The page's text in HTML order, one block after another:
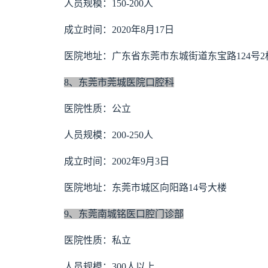
人员规模：150-200人
成立时间：2020年8月17日
医院地址：广东省东莞市东城街道东宝路124号2
8、东莞市莞城医院口腔科
医院性质：公立
人员规模：200-250人
成立时间：2002年9月3日
医院地址：东莞市城区向阳路14号大楼
9、东莞南城铭医口腔门诊部
医院性质：私立